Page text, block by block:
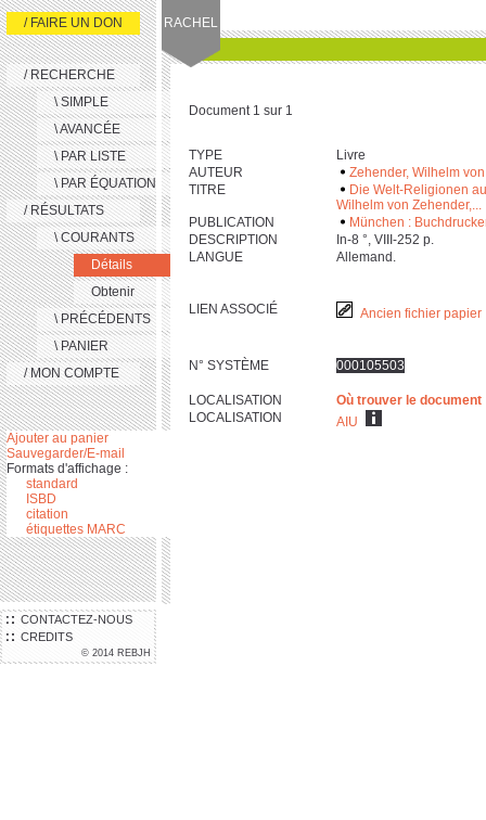
RACHEL
CONTACTEZ-NOUS
CREDITS
© 2014 REBJH
/ FAIRE UN DON
/ RECHERCHE
\ SIMPLE
\ AVANCÉE
\ PAR LISTE
\ PAR ÉQUATION
/ RÉSULTATS
\ COURANTS
Détails
Obtenir
\ PRÉCÉDENTS
\ PANIER
/ MON COMPTE
Ajouter au panier
Sauvegarder/E-mail
Formats d'affichage :
standard
ISBD
citation
étiquettes MARC
Document 1 sur 1
TYPE
Livre
AUTEUR
Zehender, Wilhelm von
TITRE
Die Welt-Religionen
Wilhelm von Zehender,...
PUBLICATION
München :
DESCRIPTION
In-‎8 °, VIII-‎2‎5‎2 p.
LANGUE
Allemand.
LIEN ASSOCIÉ Ancien fichier papier
N° SYSTÈME 000105503
LOCALISATION
Où trouver le document
LOCALISATION
AIU